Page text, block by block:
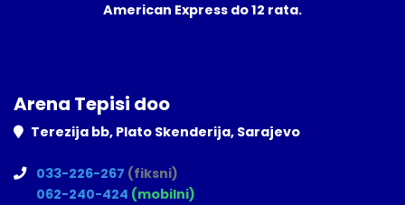
American Express do 12 rata.
Arena Tepisi doo
Terezija bb, Plato Skenderija, Sarajevo
033-226-267 (fiksni)
062-240-424 (mobilni)